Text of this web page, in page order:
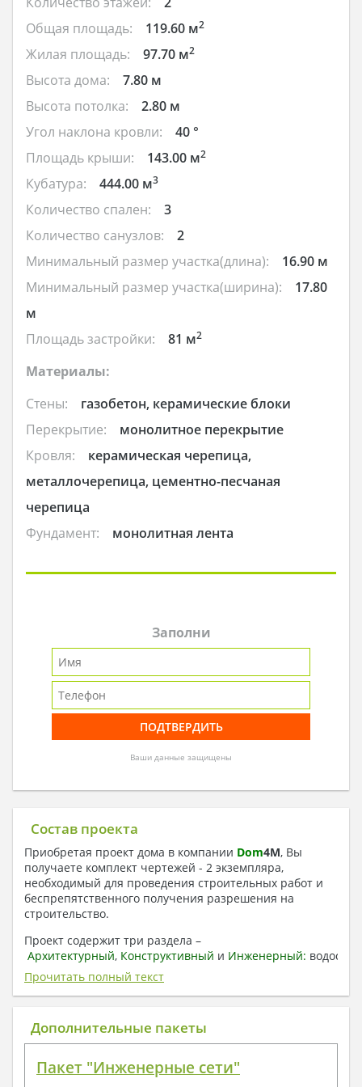
Общая площадь:
119.60 м2
Жилая площадь: 97.70 м2
Высота дома:
7.80 м
Высота потолка:
2.80 м
Угол наклона кровли:
40 °
Площадь крыши:
143.00 м2
Кубатура: 444.00 м3
Количество спален:
3
Количество санузлов:
2
Минимальный размер участка(длина):
16.90 м
Минимальный размер участка(ширина):
17.80
м
Площадь застройки:
81 м2
Материалы:
Стены:
газобетон, керамические блоки
Перекрытие:
монолитное перекрытие
Кровля:
керамическая черепица,
металлочерепица, цементно-песчаная
черепица
Фундамент:
монолитная лента
Заполни
Ваши данные защищены
Состав проекта
Приобретая проект дома в компании Dom4M, Вы
получаете комплект чертежей - 2 экземпляра,
необходимый для проведения строительных работ и
беспрепятственного получения разрешения на
строительство.
Проект содержит три раздела –
Архитектурный, Конструктивный и Инженерный:
отопление, вентиляция, канализация,
электроснабжение (приобретается за дополнительную
плату) + Пояснительная записка.
1. Архитектурный раздел:
План координационных осей
Прочитать полный текст
Дополнительные пакеты
Пакет "Инженерные сети"